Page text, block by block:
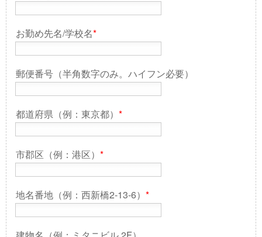
お勤め先名/学校名*
郵便番号（半角数字のみ。ハイフン必要）
都道府県（例：東京都） *
市郡区（例：港区） *
地名番地（例：西新橋2-13-6） *